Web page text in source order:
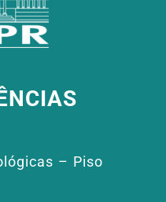
– Piso